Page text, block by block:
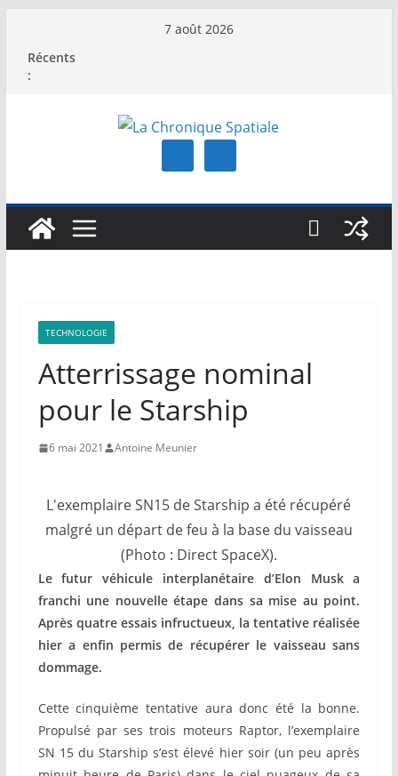
contenu
7 août 2026
Récents
:
TECHNOLOGIE
Atterrissage nominal
pour le Starship
6 mai 2021 Antoine Meunier
L'exemplaire SN15 de Starship a été récupéré
malgré un départ de feu à la base du vaisseau
(Photo : Direct SpaceX).
Le futur véhicule interplanétaire d’Elon Musk a
franchi une nouvelle étape dans sa mise au point.
Après quatre essais infructueux, la tentative réalisée
hier a enfin permis de récupérer le vaisseau sans
dommage.
Cette cinquième tentative aura donc été la bonne.
Propulsé par ses trois moteurs Raptor, l’exemplaire
SN 15 du Starship s’est élevé hier soir (un peu après